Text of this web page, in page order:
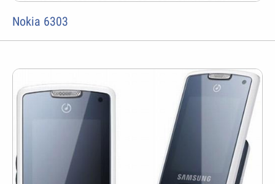
Nokia 6303